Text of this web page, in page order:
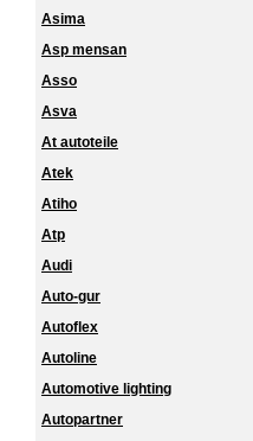
Asima
Asp mensan
Asso
Asva
At autoteile
Atek
Atiho
Atp
Audi
Auto-gur
Autoflex
Autoline
Automotive lighting
Autopartner